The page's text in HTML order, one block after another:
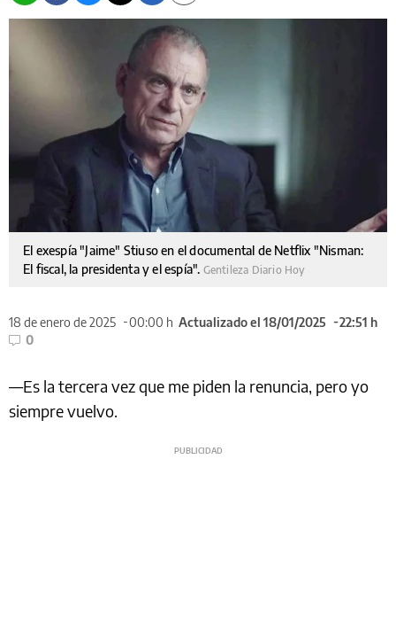
El exespía "Jaime" Stiuso en el documental de Netflix "Nisman:
El fiscal, la presidenta y el espía". Gentileza Diario Hoy
18 de enero de 2025 00:00 h Actualizado el 18/01/2025
22:51 h
0
—Es la tercera vez que me piden la renuncia, pero yo
siempre vuelvo.